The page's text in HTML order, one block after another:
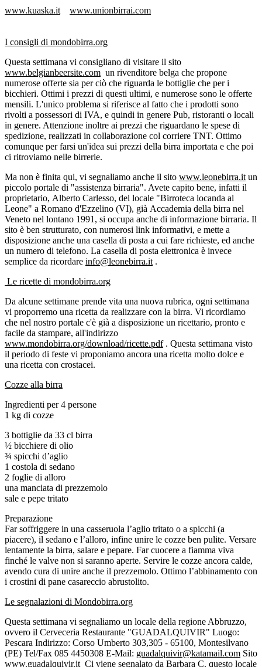
www.kuaska.it
www.unionbirrai.com
I consigli di mondobirra.org
Questa settimana vi consigliano di visitare il sito
www.belgianbeersite.com un rivenditore belga che propone
numerose offerte sia per ciò che riguarda le bottiglie che per i
bicchieri. Ottimi i prezzi di questi ultimi, e numerose sono le offerte
mensili. L'unico problema si riferisce al fatto che i prodotti sono
rivolti a possessori di IVA, e quindi in genere Pub, ristoranti o locali
in genere. Attenzione inoltre ai prezzi che riguardano le spese di
spedizione, realizzati in collaborazione col corriere TNT. Ottimo
comunque per farsi un'idea sui prezzi della birra importata e che poi
ci ritroviamo nelle birrerie.
Ma non è finita qui, vi segnaliamo anche il sito www.leonebirra.it un
piccolo portale di "assistenza birraria". Avete capito bene, infatti il
proprietario, Alberto Carlesso, del locale "Birroteca locanda al
Leone" a Romano d'Ezzelino (VI), già Accademia della birra nel
Veneto nel lontano 1991, si occupa anche di informazione birraria. Il
sito è ben strutturato, con numerosi link informativi, e mette a
disposizione anche una casella di posta a cui fare richieste, ed anche
un numero di telefono. La casella di posta elettronica è invece
semplice da ricordare info@leonebirra.it .
Le ricette di mondobirra.org
Da alcune settimane prende vita una nuova rubrica, ogni settimana
vi proporremo una ricetta da realizzare con la birra. Vi ricordiamo
che nel nostro portale c'è già a disposizione un ricettario, pronto e
facile da stampare, all'indirizzo
www.mondobirra.org/download/ricette.pdf. Questa settimana visto
il periodo di feste vi proponiamo ancora una ricetta molto dolce e
una ricetta con crostacei.
Cozze alla birra
Ingredienti per 4 persone
1 kg di cozze
3 bottiglie da 33 cl birra
½ bicchiere di olio
¾ spicchi d’aglio
1 costola di sedano
2 foglie di alloro
una manciata di prezzemolo
sale e pepe tritato
Preparazione
Far soffriggere in una casseruola l’aglio tritato o a spicchi (a
piacere), il sedano e l’alloro, infine unire le cozze ben pulite. Versare
lentamente la birra, salare e pepare. Far cuocere a fiamma viva
finché le valve non si saranno aperte. Servire le cozze ancora calde,
avendo cura di unire anche il prezzemolo. Ottimo l’abbinamento con
i crostini di pane casareccio abrustolito.
Le segnalazioni di Mondobirra.org
Questa settimana vi segnaliamo un locale della regione Abbruzzo,
ovvero il Cerveceria Restaurante "GUADALQUIVIR" Luogo:
Pescara Indirizzo: Corso Umberto 303,305 - 65100, Montesilvano
(PE) Tel/Fax 085 4450308 E-Mail: guadalquivir@katamail.com Sito
www.guadalquivir.it Ci viene segnalato da Barbara C. questo locale